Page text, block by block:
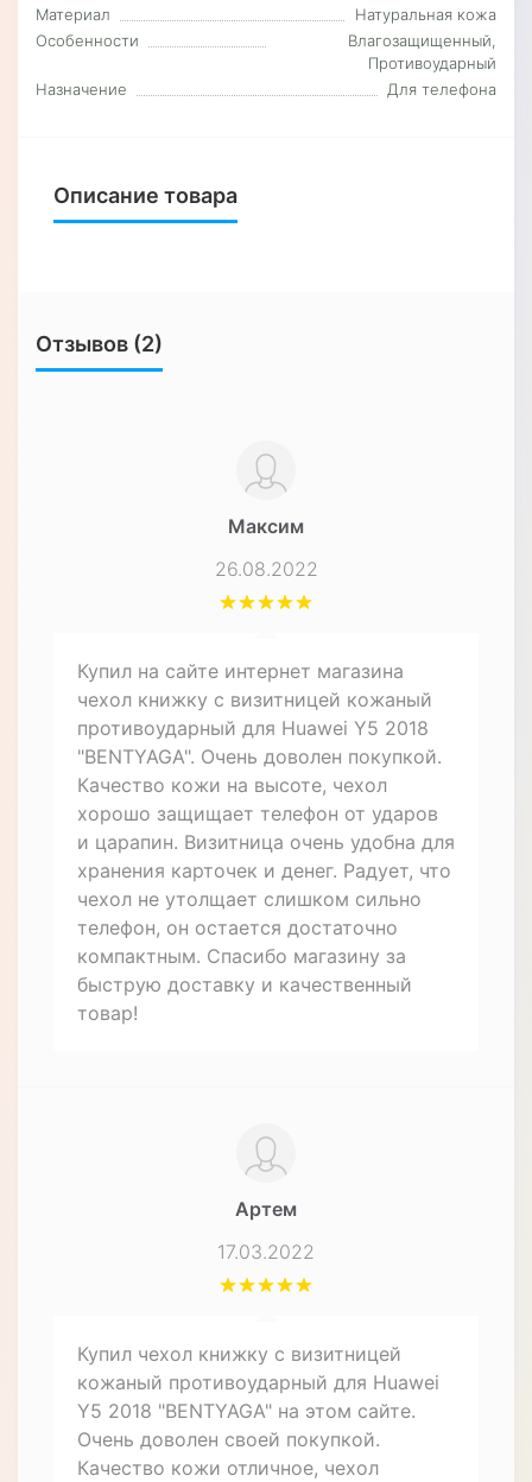
Материал
Натуральная кожа
Особенности
Влагозащищенный,
Противоударный
Назначение
Для телефона
Описание товара
Отзывов (2)
Максим
26.08.2022
Купил на сайте интернет магазина
чехол книжку с визитницей кожаный
противоударный для Huawei Y5 2018
"BENTYAGA". Очень доволен покупкой.
Качество кожи на высоте, чехол
хорошо защищает телефон от ударов
и царапин. Визитница очень удобна для
хранения карточек и денег. Радует, что
чехол не утолщает слишком сильно
телефон, он остается достаточно
компактным. Спасибо магазину за
быструю доставку и качественный
товар!
Артем
17.03.2022
Купил чехол книжку с визитницей
кожаный противоударный для Huawei
Y5 2018 "BENTYAGA" на этом сайте.
Очень доволен своей покупкой.
Качество кожи отличное, чехол